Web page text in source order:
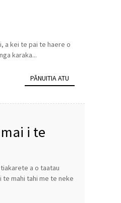
a kei te pai te haere o
karaka...
PĀNUITIA ATU
i te
a o taatau
te mahi tahi me te neke